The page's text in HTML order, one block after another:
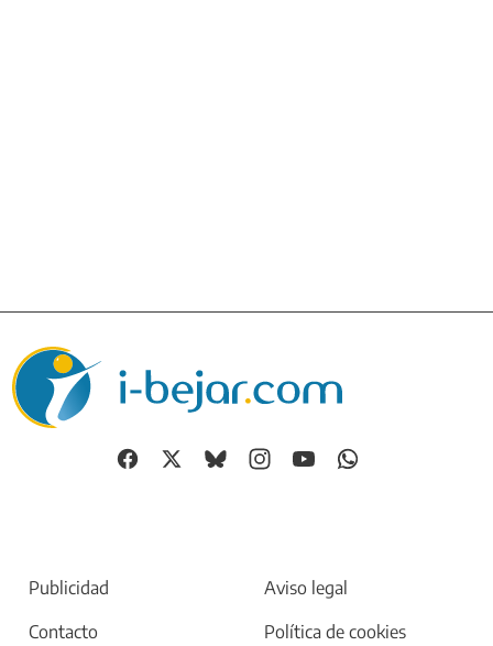
Publicidad
Aviso legal
Contacto
Política de cookies